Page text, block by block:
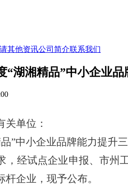
其他资讯公司简介联系我们
“湖湘精品”中小企业
单位：
小企业品牌能力提升三
，经试点企业申报、市州
企业，现予公布。